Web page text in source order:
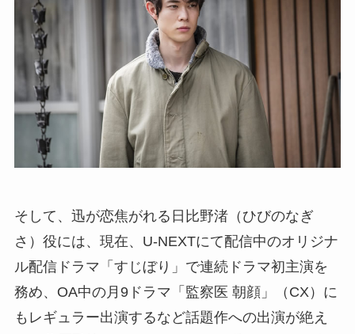
そして、迅が恋焦がれる日比野渚（ひびのなぎ
さ）役には、現在、U-NEXTにて配信中のオリジナ
ル配信ドラマ「すじぼり」で連続ドラマ初主演を
務め、OA中の月9ドラマ「監察医 朝顔」（CX）に
もレギュラー出演するなど話題作への出演が絶え